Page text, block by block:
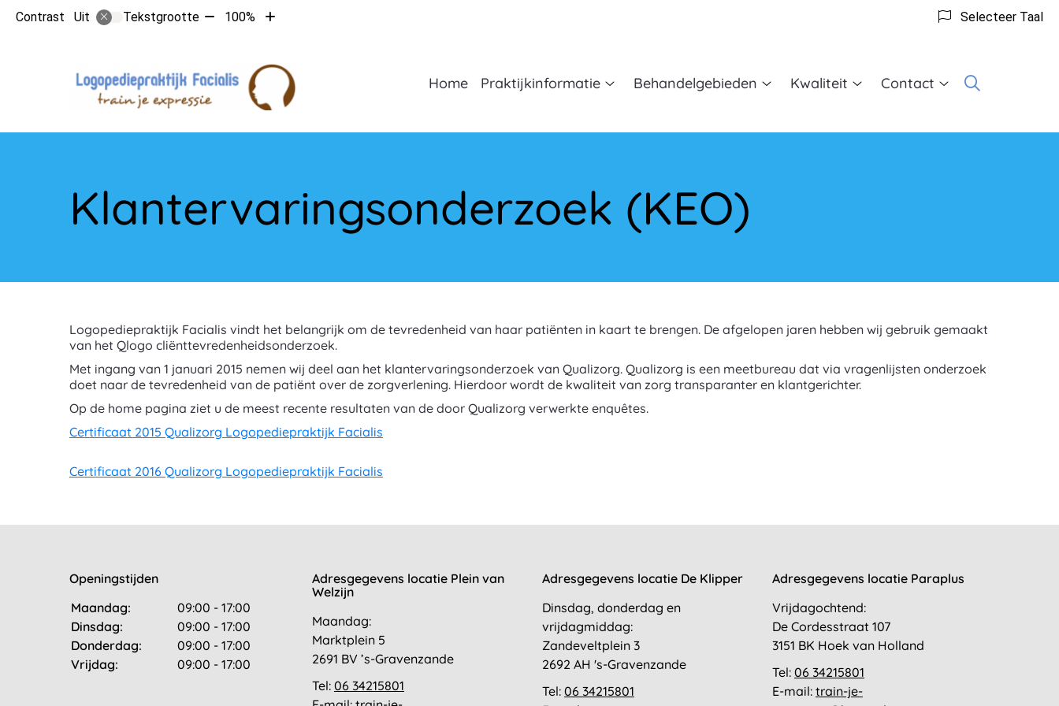
Contrast Uit Tekstgrootte Tekst100%
Tekst
10%
Selecteer Taal
HoofdmenuHome Praktijkinformatie Behandelgebieden Kwaliteit Contact
Klantervaringsonderzoek (KEO)
Logopediepraktijk Facialis vindt het belangrijk om de tevredenheid van haar patiënten in kaart te brengen. De afgelopen jaren hebben wij gebruik gemaakt
van het Qlogo cliënttevredenheidsonderzoek.
Met ingang van 1 januari 2015 nemen wij deel aan het klantervaringsonderzoek van Qualizorg. Qualizorg is een meetbureau dat via vragenlijsten onderzoek
doet naar de tevredenheid van de patiënt over de zorgverlening. Hierdoor wordt de kwaliteit van zorg transparanter en klantgerichter.
Op de home pagina ziet u de meest recente resultaten van de door Qualizorg verwerkte enquêtes.
Certificaat 2015 Qualizorg Logopediepraktijk Facialis
Certificaat 2016 Qualizorg Logopediepraktijk Facialis
Openingstijden
Maandag:
09:00 - 17:00
Dinsdag:
09:00 - 17:00
Donderdag:
09:00 - 17:00
Vrijdag:
09:00 - 17:00
Adresgegevens locatie Plein van
Welzijn
Maandag:
Marktplein 5
2691 BV ’s-Gravenzande
Tel: 06 34215801
Adresgegevens locatie De Klipper
Dinsdag, donderdag en
vrijdagmiddag:
Zandeveltplein 3
2692 AH 's-Gravenzande
Tel: 06 34215801
Adresgegevens locatie Paraplus
Vrijdagochtend:
De Cordesstraat 107
3151 BK Hoek van Holland
Tel: 06 34215801
E-mail: train-je-